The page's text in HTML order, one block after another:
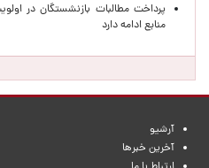
پرداخت مطالبات بازنشستگان در
منابع ادامه دارد
آرشیو
آخرین خبرها